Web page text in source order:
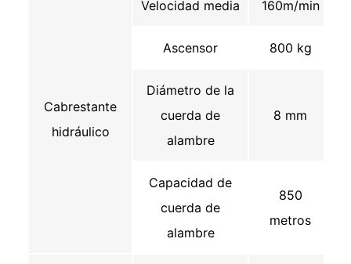
Cabrestante
hidráulico
Velocidad media 160m/min
Ascensor 800 kg
Diámetro de la
cuerda de
alambre
8 mm
Capacidad de
cuerda de
alambre
850
metros